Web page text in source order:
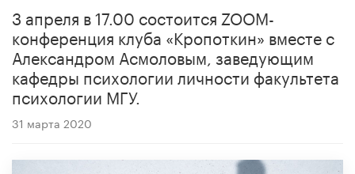
3 апреля в 17.00 состоится ZOOM-
конференция клуба «Кропоткин» вместе с
Александром Асмоловым, заведующим
кафедры психологии личности факультета
психологии МГУ.
31 марта 2020